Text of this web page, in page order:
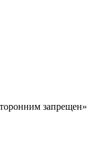
запрещен»